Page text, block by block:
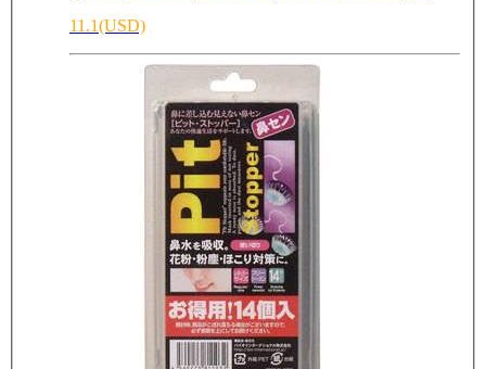
11.1(USD)